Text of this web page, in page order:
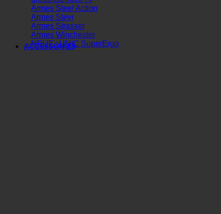
Armes Steel Action
Armes Steyr
Armes Strasser
Armes Winchester
NEUF : UNIC SuperErgo
ACCESSOIRES